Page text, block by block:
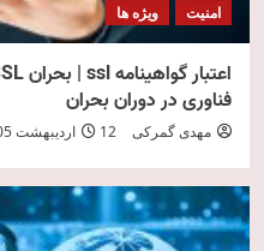
امنیت ویژه ها
فناوری در دوران بحران
مهدی گمرکی 12 اردیبهشت 1405